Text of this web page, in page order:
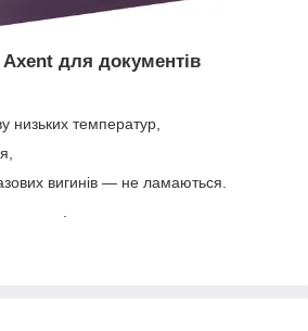
для документів
низьких температур,
вигинів — не ламаються.
.